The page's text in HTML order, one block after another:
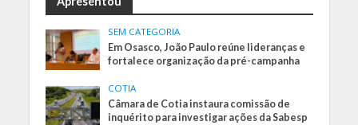
SEM CATEGORIA
Em Osasco, João Paulo reúne lideranças e
fortalece organização da pré-campanha
COTIA
Câmara de Cotia instaura comissão de
inquérito para investigar ações da Sabesp